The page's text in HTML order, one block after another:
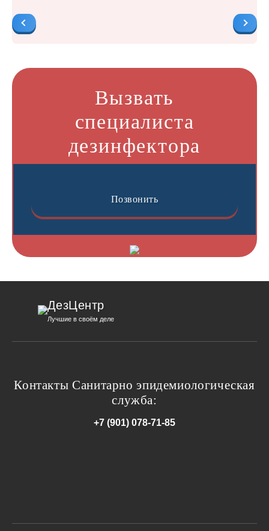
Вызвать
специалиста
дезинфектора
Позвонить
ДезЦентр
Лучшие в своём деле
Контакты Санитарно эпидемиологическая
служба:
+7 (901) 078-71-85